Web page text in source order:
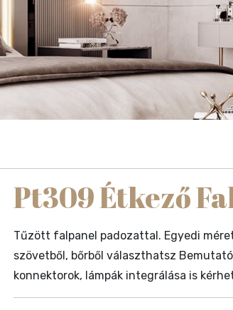
Pt309 Étkező
Tűzött falpanel padozattal. Egyedi
szövetből, bőrből választhatsz
konnektorok, lámpák integrálása is